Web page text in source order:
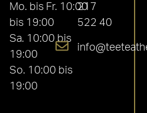
Mo. bis Fr. 10:00
bis 19:00
Sa. 10:00 bis
19:00
So. 10:00 bis
19:00
217
522 40